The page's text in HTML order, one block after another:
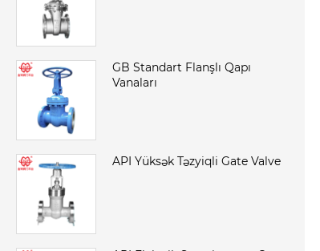
GB Standart Flanşlı Qapı
Vanaları
API Yüksək Təzyiqli Gate Valve